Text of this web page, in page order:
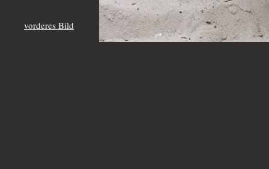
vorderes Bild